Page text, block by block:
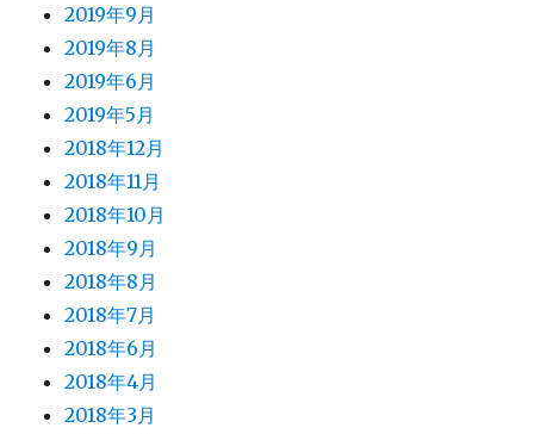
2019年9月
2019年8月
2019年6月
2019年5月
2018年12月
2018年11月
2018年10月
2018年9月
2018年8月
2018年7月
2018年6月
2018年4月
2018年3月